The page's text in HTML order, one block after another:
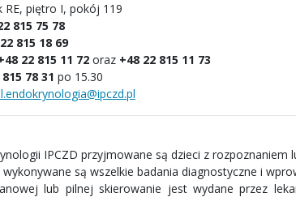
RE, piętro I, pokój 119
815 75 78
815 18 69
22 815 11 72 oraz +48 22 815 11 73
815 78 31 po 15.30
IPCZD przyjmowane są dzieci z
są wszelkie badania diagnostyczne i
lub pilnej skierowanie jest wydane przez